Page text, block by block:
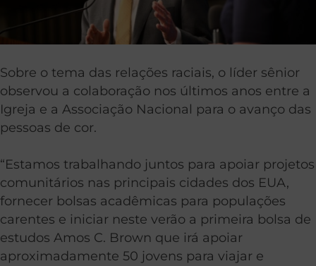
Sobre o tema das relações raciais, o líder sênior
observou a colaboração nos últimos anos entre a
Igreja e a Associação Nacional para o avanço das
pessoas de cor.
“Estamos trabalhando juntos para apoiar projetos
comunitários nas principais cidades dos EUA,
fornecer bolsas acadêmicas para populações
carentes e iniciar neste verão a primeira bolsa de
estudos Amos C. Brown que irá apoiar
aproximadamente 50 jovens para viajar e